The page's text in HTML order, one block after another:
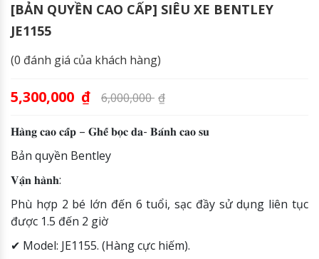
[BẢN QUYỀN CAO CẤP] SIÊU XE BENTLEY
JE1155
(0 đánh giá của khách hàng)
5,300,000 ₫ 6,000,000 ₫
𝐇𝐚̀𝐧𝐠 𝐜𝐚𝐨 𝐜𝐚̂́𝐩 – 𝐆𝐡𝐞̂́ 𝐛𝐨̣𝐜 𝐝𝐚- 𝐁𝐚́𝐧𝐡 𝐜𝐚𝐨 𝐬𝐮
Bản quyền Bentley
𝐕𝐚̣̂𝐧 𝐡𝐚̀𝐧𝐡:
Phù hợp 2 bé lớn đến 6 tuổi, sạc đầy sử dụng liên tục
được 1.5 đến 2 giờ
✔ Model: JE1155. (Hàng cực hiếm).